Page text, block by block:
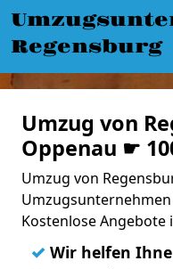
Regensburg
Umzug von
Oppenau ☛
Umzug von
Kostenlose Angebote
✓ Wir helfen